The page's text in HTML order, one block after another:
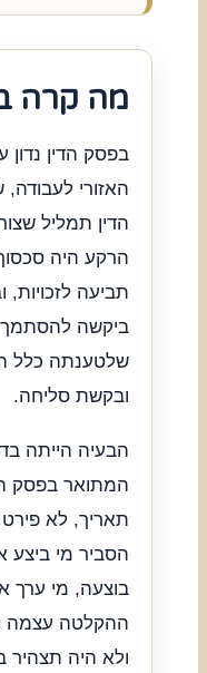
מה קרה
בפסק הדין
האזורי
הדין תמליל
הרקע היה
תביעה
ביקשה
שלטענתה כלל
ובקשת סליחה.
הבעיה הייתה
המתואר בפסק
תאריך, לא
הסביר מי
בוצעה, מי ערך
ההקלטה עצמה
ולא היה תצהיר